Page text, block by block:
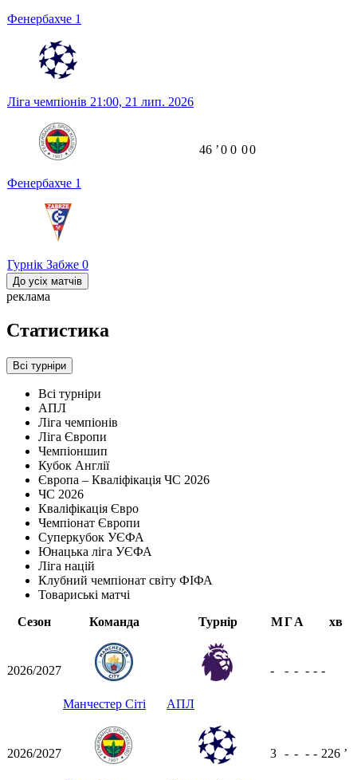
Фенербахче 1
Ліга чемпіонів 21:00, 21 лип. 2026
Фенербахче 1
Гурнік Забже 0
46 ʼ0 0 00
До усіх матчів
реклама
Статистика
Всі турніри
Всі турніри
АПЛ
Ліга чемпіонів
Ліга Європи
Чемпіоншип
Кубок Англії
Європа – Кваліфікація ЧС 2026
ЧС 2026
Кваліфікація Євро
Чемпіонат Європи
Суперкубок УЄФА
Юнацька ліга УЄФА
Ліга націй
Клубний чемпіонат світу ФІФА
Товариські матчі
Сезон
Команда Турнір МГА хв
2026/2027
Манчестер Сіті АПЛ
- - - - - -
2026/2027 3 - - - - 226 ʼ